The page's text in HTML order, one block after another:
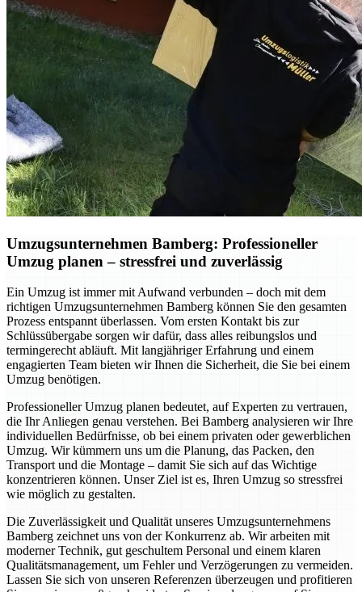
Umzugsunternehmen Bamberg: Professioneller
Umzug planen – stressfrei und zuverlässig
Ein Umzug ist immer mit Aufwand verbunden – doch mit dem
richtigen Umzugsunternehmen Bamberg können Sie den gesamten
Prozess entspannt überlassen. Vom ersten Kontakt bis zur
Schlüssübergabe sorgen wir dafür, dass alles reibungslos und
termingerecht abläuft. Mit langjähriger Erfahrung und einem
engagierten Team bieten wir Ihnen die Sicherheit, die Sie bei einem
Umzug benötigen.
Professioneller Umzug planen bedeutet, auf Experten zu vertrauen,
die Ihr Anliegen genau verstehen. Bei Bamberg analysieren wir Ihre
individuellen Bedürfnisse, ob bei einem privaten oder gewerblichen
Umzug. Wir kümmern uns um die Planung, das Packen, den
Transport und die Montage – damit Sie sich auf das Wichtige
konzentrieren können. Unser Ziel ist es, Ihren Umzug so stressfrei
wie möglich zu gestalten.
Die Zuverlässigkeit und Qualität unseres Umzugsunternehmens
Bamberg zeichnet uns von der Konkurrenz ab. Wir arbeiten mit
moderner Technik, gut geschultem Personal und einem klaren
Qualitätsmanagement, um Fehler und Verzögerungen zu vermeiden.
Lassen Sie sich von unseren Referenzen überzeugen und profitieren